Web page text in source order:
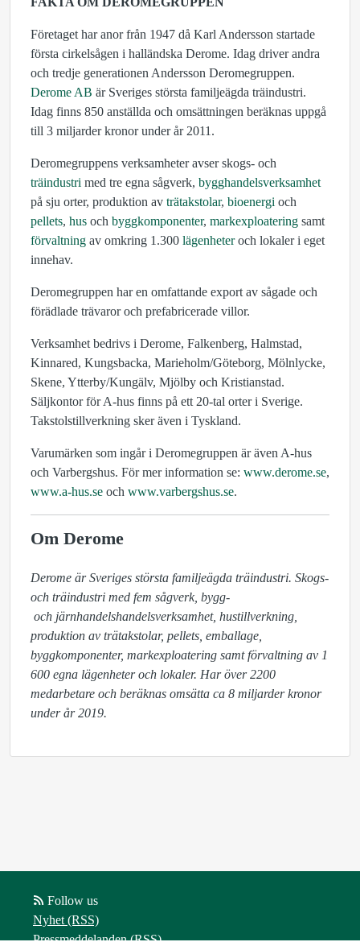
Företaget har anor från 1947 då Karl Andersson startade
första cirkelsågen i halländska Derome. Idag driver andra
och tredje generationen Andersson Deromegruppen.
Derome AB är Sveriges största familjeägda träindustri.
Idag finns 850 anställda och omsättningen beräknas uppgå
till 3 miljarder kronor under år 2011.
Deromegruppens verksamheter avser skogs- och
träindustri med tre egna sågverk, bygghandelsverksamhet
på sju orter, produktion av trätakstolar, bioenergi och
pellets, hus och byggkomponenter, markexploatering samt
förvaltning av omkring 1.300 lägenheteroch lokaler i eget
innehav.
Deromegruppen har en omfattande export av sågade och
förädlade trävaror och prefabricerade villor.
Verksamhet bedrivs i Derome, Falkenberg, Halmstad,
Kinnared, Kungsbacka, Marieholm/Göteborg, Mölnlycke,
Skene, Ytterby/Kungälv, Mjölby och Kristianstad.
Säljkontor för A-hus finns på ett 20-tal orter i Sverige.
Takstolstillverkning sker även i Tyskland.
Varumärken som ingår i Deromegruppen är även A-hus
och Varbergshus. För mer information se: www.derome.se,
www.a-hus.se och www.varbergshus.se.
Om Derome
Derome är Sveriges största familjeägda träindustri. Skogs-
och träindustri med fem sågverk, bygg-
produktion av trätakstolar, pellets, emballage,
byggkomponenter, markexploatering samt förvaltning av 1
600 egna lägenheter och lokaler. Har över 2200
medarbetare och beräknas omsätta ca 8 miljarder kronor
under år 2019.
Follow us
Nyhet (RSS)
Pressmeddelanden (RSS)